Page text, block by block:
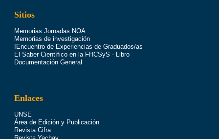
Sitios
Memorias Jornadas NOA
Memorias de investigación
IEncuentro de Experiencias de Graduados/as
El Saber Científico en la FHCSyS - Libro
Documentación General
Enlaces
UNSE
Área de Edición y Publicación
Revista Cifra